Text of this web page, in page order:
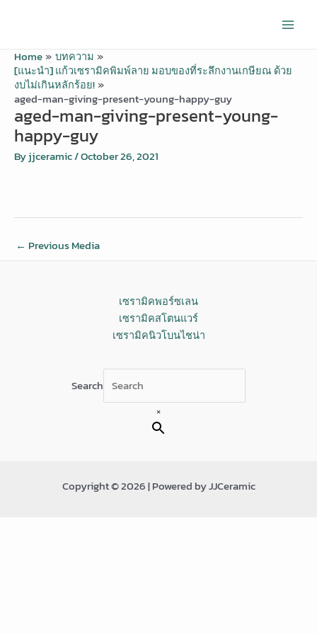
Home
บทความ
[แนะนำ] แก้วเซรามิคพิมพ์ลาย มอบของที่ระลึกงานเกษียณ ด้วย
งบไม่เกินหลักร้อย!
aged-man-giving-present-young-happy-guy
aged-man-giving-present-young-
happy-guy
Byjjceramic/October 26, 2021
← Previous Media
เซรามิคพอร์ซเลน
เซรามิคสโตนแวร์
เซรามิคนิวโบนไชน่า
Search
×
Copyright © 2026 | Powered by JJCeramic